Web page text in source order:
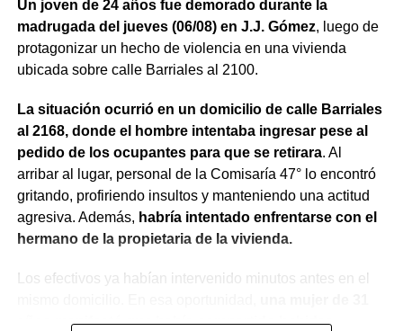
Un joven de 24 años fue demorado durante la
madrugada del jueves (06/08) en J.J. Gómez, luego de
protagonizar un hecho de violencia en una vivienda
ubicada sobre calle Barriales al 2100.
La situación ocurrió en un domicilio de calle Barriales
al 2168, donde el hombre intentaba ingresar pese al
pedido de los ocupantes para que se retirara. Al
arribar al lugar, personal de la Comisaría 47° lo encontró
gritando, profiriendo insultos y manteniendo una actitud
agresiva. Además, habría intentado enfrentarse con el
hermano de la propietaria de la vivienda.
Los efectivos ya habían intervenido minutos antes en el
años manifestó que había compartido bebidas